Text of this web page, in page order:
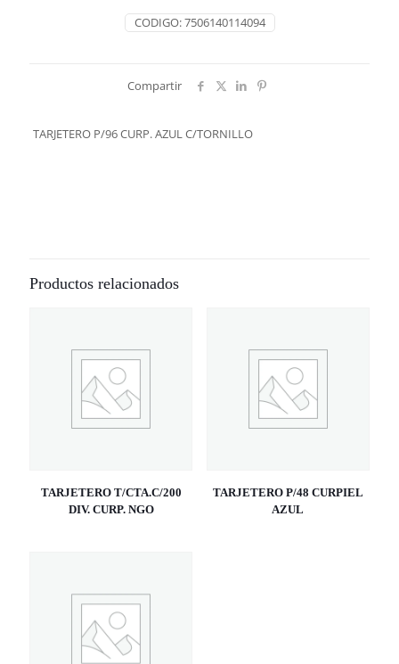
CODIGO:7506140114094
Compartir
TARJETERO P/96 CURP. AZUL C/TORNILLO
Productos relacionados
TARJETERO T/CTA.C/200
DIV. CURP. NGO
TARJETERO P/48 CURPIEL
AZUL